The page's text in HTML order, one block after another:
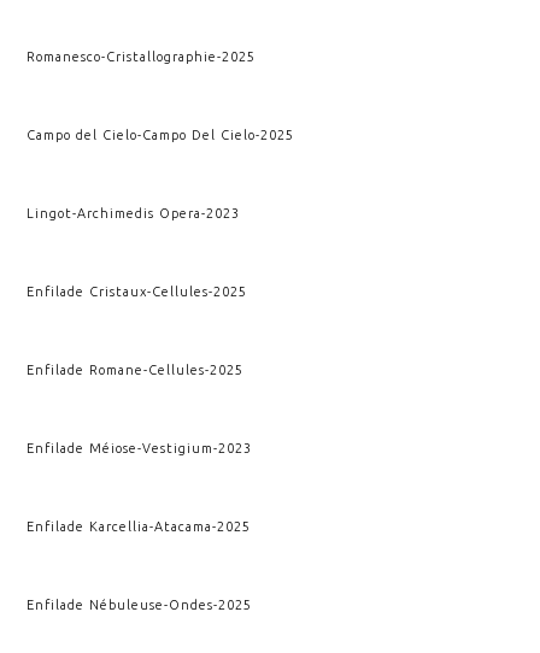
Romanesco-Cristallographie-2025
Campo del Cielo-Campo Del Cielo-2025
Lingot-Archimedis Opera-2023
Enfilade Cristaux-Cellules-2025
Enfilade Romane-Cellules-2025
Enfilade Méiose-Vestigium-2023
Enfilade Karcellia-Atacama-2025
Enfilade Nébuleuse-Ondes-2025